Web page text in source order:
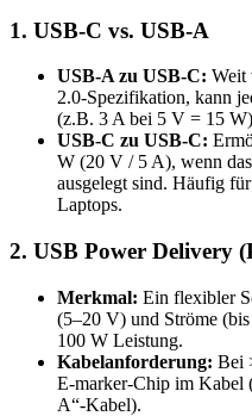
1. USB-C vs. USB-A
USB-A zu USB-C: Weit
2.0-Spezifikation, kann
(z.B. 3 A bei 5 V = 15
USB-C zu USB-C:
W (20 V / 5 A), wenn
ausgelegt sind. Häufig
Laptops.
2. USB Power Delivery
Merkmal: Ein flexibler
(5–20 V) und Ströme
100 W Leistung.
Kabelanforderung: Bei
E-marker-Chip im Kabel
A“-Kabel).